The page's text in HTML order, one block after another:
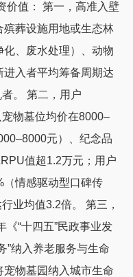
价值： 第一，高准入壁
葬设施用地或生态林
、废水处理）、动物
进入者平均筹备周期达
。 第二，用户
宠物墓位均价在8000–
元）、纪念品
值超1.2万元；用户
（情感驱动型口碑传
业均值3.2倍。 第三，
“十四五”民政事业发
”纳入养老服务与生命
宠物墓园纳入城市生命